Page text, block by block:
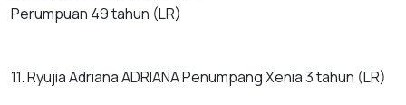
Perumpuan 49 tahun (LR)
11. Ryujia Adriana ADRIANA Penumpang Xenia 3 tahun (LR)